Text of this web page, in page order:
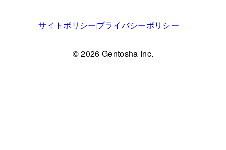
サイトポリシープライバシーポリシー
© 2026 Gentosha Inc.